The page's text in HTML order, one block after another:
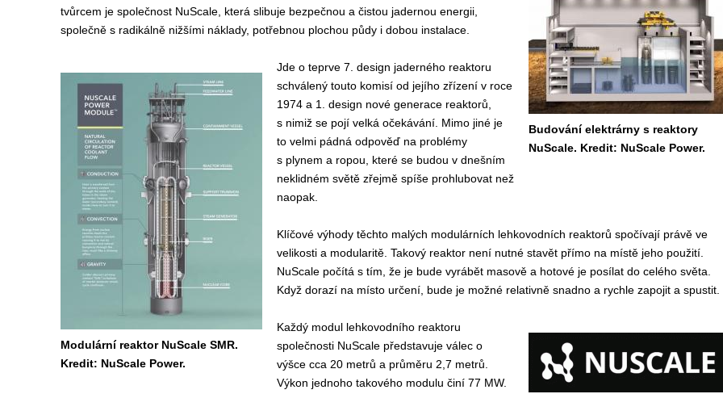
Budování elektrárny s reaktory
NuScale. Kredit: NuScale Power.
tvůrcem je společnost NuScale, která slibuje bezpečnou a čistou jadernou energii,
společně s radikálně nižšími náklady, potřebnou plochou půdy i dobou instalace.
Modulární reaktor NuScale SMR.
Kredit: NuScale Power.
Jde o teprve 7. design jaderného reaktoru
schválený touto komisí od jejího zřízení v roce
1974 a 1. design nové generace reaktorů,
s nimiž se pojí velká očekávání. Mimo jiné je
to velmi pádná odpověď na problémy
s plynem a ropou, které se budou v dnešním
neklidném světě zřejmě spíše prohlubovat než
naopak.
Klíčové výhody těchto malých modulárních lehkovodních reaktorů spočívají právě ve
velikosti a modularitě. Takový reaktor není nutné stavět přímo na místě jeho použití.
NuScale počítá s tím, že je bude vyrábět masově a hotové je posílat do celého světa.
Když dorazí na místo určení, bude je možné relativně snadno a rychle zapojit a spustit.
Každý modul lehkovodního reaktoru
společnosti NuScale představuje válec o
výšce cca 20 metrů a průměru 2,7 metrů.
Výkon jednoho takového modulu činí 77 MW.